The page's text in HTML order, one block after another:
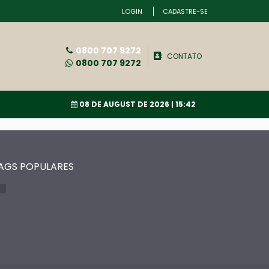
LOGIN CADASTRE-SE
0800 707 9272
0800 707 9272
CONTATO
08 DE AUGUST DE 2026 | 15:42
POPULARES